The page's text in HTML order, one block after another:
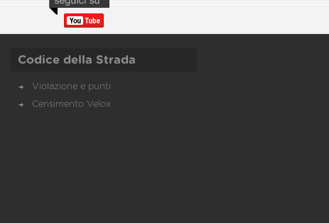
Codice della Strada
Violazione e punti
Censimento Velox